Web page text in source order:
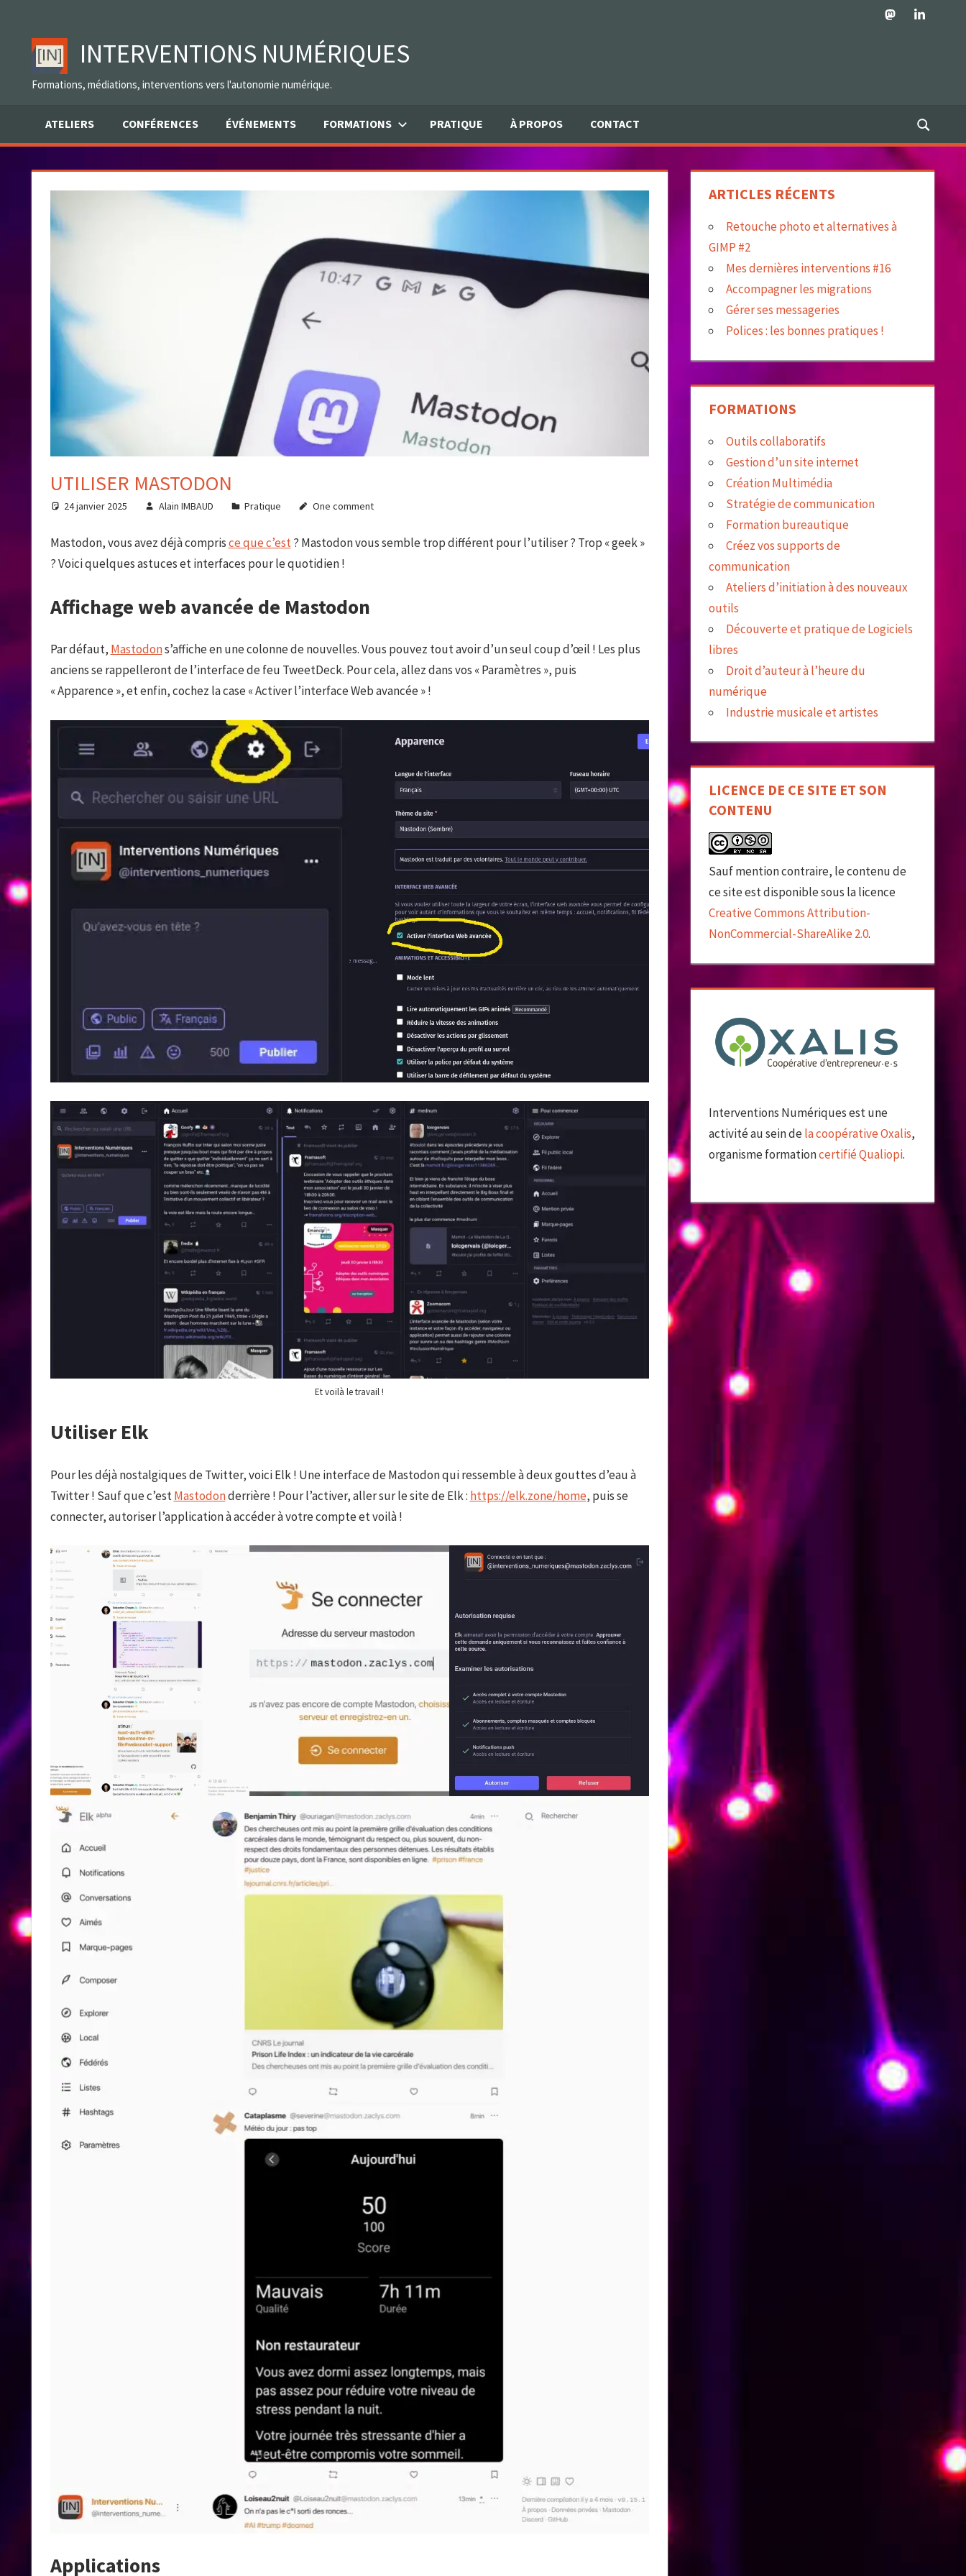
content
MastodonLinkedIn
INTERVENTIONS NUMÉRIQUES
Formations, médiations, interventions vers l'autonomie numérique.
ATELIERS CONFÉRENCES ÉVÉNEMENTS FORMATIONS PRATIQUE À PROPOS CONTACT
UTILISER MASTODON
24 janvier 2025 Alain IMBAUD Pratique One comment
Mastodon, vous avez déjà comprisce que c’est? Mastodon vous semble trop différent pour l’utiliser ? Trop « geek »
? Voici quelques astuces et interfaces pour le quotidien !
Affichage web avancée de Mastodon
Par défaut, Mastodons’affiche en une colonne de nouvelles. Vous pouvez tout avoir d’un seul coup d’œil ! Les plus
anciens se rappelleront de l’interface de feu TweetDeck. Pour cela, allez dans vos « Paramètres », puis
« Apparence », et enfin, cochez la case « Activer l’interface Web avancée » !
Et voilà le travail !
Utiliser Elk
Pour les déjà nostalgiques de Twitter, voici Elk ! Une interface de Mastodon qui ressemble à deux gouttes d’eau à
Twitter ! Sauf que c’estMastodonderrière ! Pour l’activer, aller sur le site de Elk : https://elk.zone/home, puis se
connecter, autoriser l’application à accéder à votre compte et voilà !
Applications
ARTICLES RÉCENTS
Retouche photo et alternatives à
GIMP #2
Mes dernières interventions #16
Accompagner les migrations
Gérer ses messageries
Polices : les bonnes pratiques !
FORMATIONS
Outils collaboratifs
Gestion d’un site internet
Création Multimédia
Stratégie de communication
Formation bureautique
Créez vos supports de
communication
Ateliers d’initiation à des nouveaux
outils
Découverte et pratique de Logiciels
libres
Droit d’auteur à l’heure du
numérique
Industrie musicale et artistes
LICENCE DE CE SITE ET SON
CONTENU
Sauf mention contraire, le contenu de
ce site est disponible sous la licence
Creative Commons Attribution-
NonCommercial-ShareAlike 2.0.
Interventions Numériques est une
activité au sein dela coopérative Oxalis,
organisme formationcertifié Qualiopi.